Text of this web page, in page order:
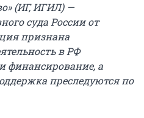
(ИГ, ИГИЛ) —
суда России от
признана
в РФ
финансирование, а
преследуются по